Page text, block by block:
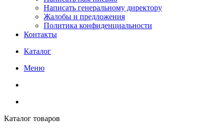
Написать генеральному директору
Жалобы и предложения
Политика конфиденциальности
Контакты
Каталог
Меню
Каталог товаров